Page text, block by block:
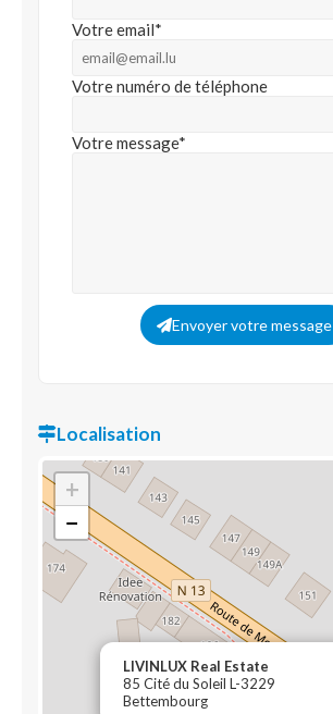
Votre email*
Votre numéro de téléphone
Votre message*
Envoyer votre message
Localisation
LIVINLUX Real Estate
85 Cité du Soleil L-3229
Bettembourg
+
−